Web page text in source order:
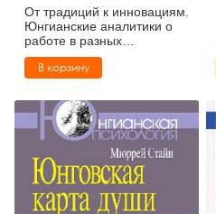
От традиций к инновациям.
Юнгианские аналитики о
работе в разных
культурных контекстах
В корзину